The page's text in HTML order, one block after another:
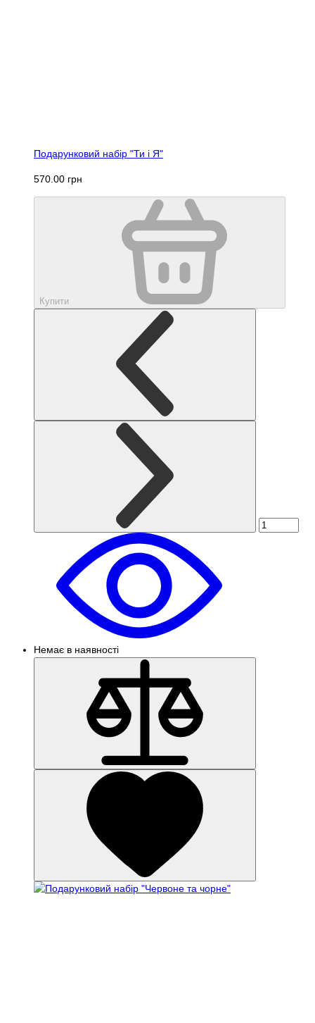
Подарунковий набір "Ти і Я"
570.00 грн
Купити
Немає в наявності